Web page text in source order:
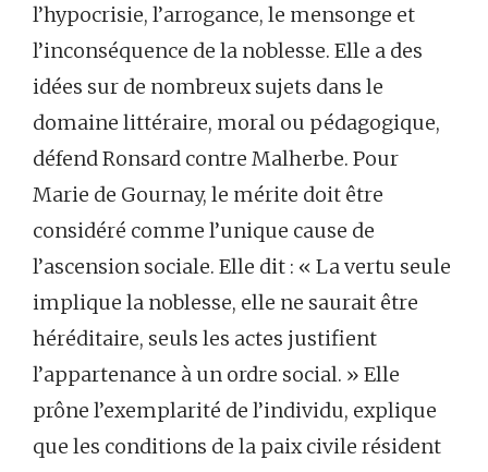
l’hypocrisie, l’arrogance, le mensonge et
l’inconséquence de la noblesse. Elle a des
idées sur de nombreux sujets dans le
domaine littéraire, moral ou pédagogique,
défend Ronsard contre Malherbe. Pour
Marie de Gournay, le mérite doit être
considéré comme l’unique cause de
l’ascension sociale. Elle dit : « La vertu seule
implique la noblesse, elle ne saurait être
héréditaire, seuls les actes justifient
l’appartenance à un ordre social. » Elle
prône l’exemplarité de l’individu, explique
que les conditions de la paix civile résident